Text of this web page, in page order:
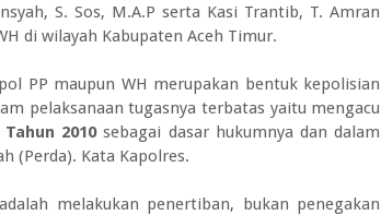
S. Sos, M.A.P serta Kasi Trantib, T. Amran
di wilayah Kabupaten Aceh Timur.
PP maupun WH merupakan bentuk kepolisian
pelaksanaan tugasnya terbatas yaitu mengacu
2010sebagai dasar hukumnya dan dalam
(Perda). Kata Kapolres.
melakukan penertiban, bukan penegakan